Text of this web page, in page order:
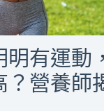
明有運動
？營養師